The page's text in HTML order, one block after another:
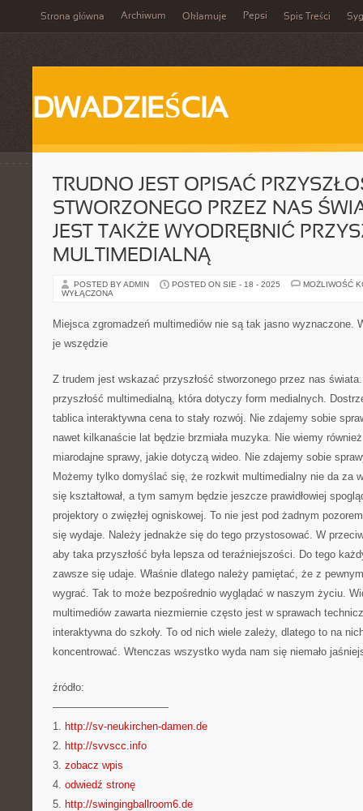
Strona główna Archiwum Okłamuje Pepsi Spis Treści
DWADZIEŚCIA
TRUDNO JEST OPISAĆ
STWORZONEGO PRZEZ NAS
JEST TAKŻE WYODRĘBNIĆ
MULTIMEDIALNĄ
POSTED BY ADMIN POSTED ON SIE - 18 - 2025
MOŻLIWOŚĆ
WYŁĄCZONA
Miejsca zgromadzeń multimediów nie są tak jasno wyznaczone.
je wszędzie
Z trudem jest wskazać przyszłość stworzonego przez nas
przyszłość multimedialną, która dotyczy form medialnych.
tablica interaktywna cena to stały rozwój. Nie zdajemy sobie
nawet kilkanaście lat będzie brzmiała muzyka. Nie wiemy
miarodajne sprawy, jakie dotyczą wideo. Nie zdajemy sobie
Możemy tylko domyślać się, że rozkwit multimedialny nie da za
się kształtował, a tym samym będzie jeszcze prawidłowiej
projektory o zwięzłej ogniskowej. To nie jest pod żadnym
się wydaje. Należy jednakże się do tego przystosować. W
aby taka przyszłość była lepsza od teraźniejszości. Do tego
zawsze się udaje. Właśnie dlatego należy pamiętać, że z
wygrać. Tak to może bezpośrednio wyglądać w naszym życiu.
multimediów zawarta niezmiernie często jest w sprawach
interaktywna do szkoły. To od nich wiele zależy, dlatego to na
koncentrować. Wtenczas wszystko wyda nam się niemało
źródło:
———————————
1. http://sv-neukirchen-damen.de
2. http://svvscc.info
3. zobacz wpis
4. odwiedź stronę
5. http://swingingballroom6.de